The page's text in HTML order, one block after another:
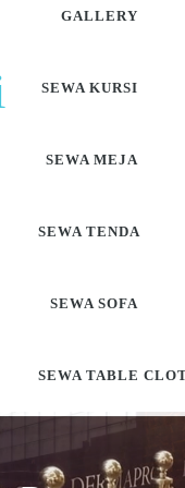
GALLERY
SEWA KURSI
SEWA MEJA
SEWA TENDA
SEWA SOFA
SEWA TABLE